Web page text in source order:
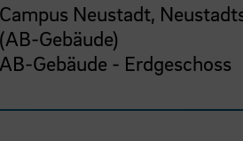
Campus Neustadt,
(AB-Gebäude)
AB-Gebäude - Erdgeschoss